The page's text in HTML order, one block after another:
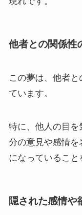
他者との関係性
この夢は、他者
ています。
特に、他人の目を
分の意見や感情
になっていること
隠された感情や